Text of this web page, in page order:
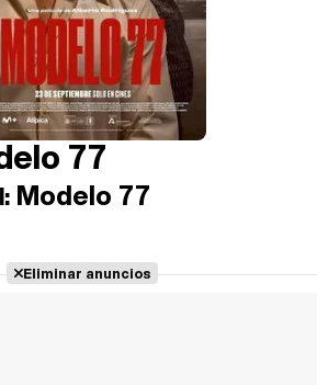
77
Modelo 77
Eliminar anuncios